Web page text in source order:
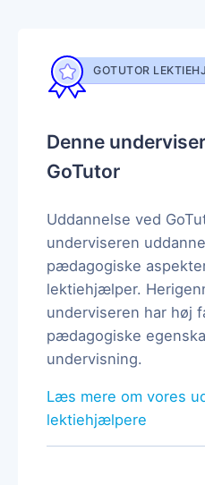
GOTUTOR
Denne
GoTutor
Uddannelse ved
underviseren
pædagogiske
lektiehjælper.
underviseren har høj
pædagogiske
undervisning.
Læs mere om vores
lektiehjælpere